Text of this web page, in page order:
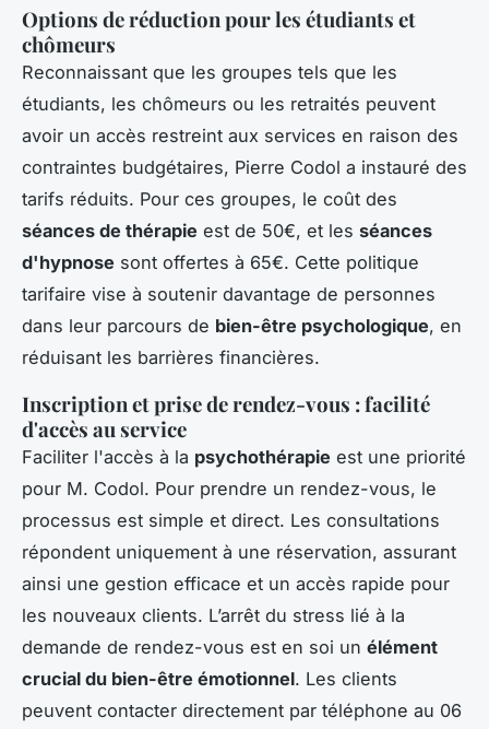
Options de réduction pour les étudiants et
chômeurs
Reconnaissant que les groupes tels que les
étudiants, les chômeurs ou les retraités peuvent
avoir un accès restreint aux services en raison des
contraintes budgétaires, Pierre Codol a instauré des
tarifs réduits. Pour ces groupes, le coût des
séances de thérapie est de 50€, et les séances
d'hypnose sont offertes à 65€. Cette politique
tarifaire vise à soutenir davantage de personnes
dans leur parcours de bien-être psychologique, en
réduisant les barrières financières.
Inscription et prise de rendez-vous : facilité
d'accès au service
Faciliter l'accès à la psychothérapie est une priorité
pour M. Codol. Pour prendre un rendez-vous, le
processus est simple et direct. Les consultations
répondent uniquement à une réservation, assurant
ainsi une gestion efficace et un accès rapide pour
les nouveaux clients. L’arrêt du stress lié à la
demande de rendez-vous est en soi un élément
crucial du bien-être émotionnel. Les clients
peuvent contacter directement par téléphone au 06